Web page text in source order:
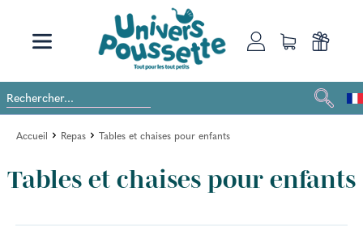
Accueil Repas Tables et chaises pour enfants
Tables et chaises pour enfants